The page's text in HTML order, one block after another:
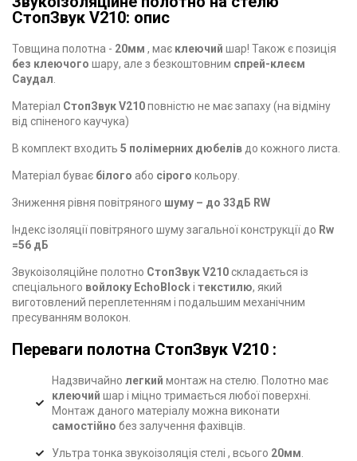
СтопЗвук V210: опис
Товщина полотна - 20мм , має клеючий шар! Також є позиція
без клеючого шару, але з безкоштовним спрей-клеєм
Саудал.
Матеріал СтопЗвук V210повністю не має запаху (на відміну
від спіненого каучука)
В комплект входить 5 полімерних дюбелівдо кожного листа.
Матеріал буває білого або сірого кольору.
Зниження рівня повітряного шуму – до 33дБ RW
Індекс ізоляції повітряного шуму загальної конструкції до Rw
=56 дБ
Звукоізоляційне полотно СтопЗвук V210складається із
спеціального войлоку EchoBlockі текстилю, який
виготовлений переплетенням і подальшим механічним
пресуванням волокон.
Переваги полотна СтопЗвук V210 :
Надзвичайно легкий монтаж на стелю. Полотно має
клеючий шар і міцно тримається любої поверхні.
Монтаж даного матеріалу можна виконати
самостійно без залучення фахівців.
Ультра тонка звукоізоляція стелі , всього 20мм.